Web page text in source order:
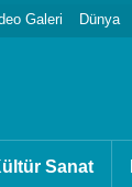
Galeri Dünya
Sanat